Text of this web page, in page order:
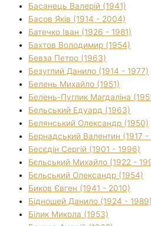
Басанець Валерій (1941)
Басов Яків (1914 - 2004)
Батечко Іван (1926 - 1981)
Бахтов Володимир (1954)
Бевза Петро (1963)
Безуглий Данило (1914 - 1977)
Белень Михайло (1951)
Белень-Пуглик Магдаліна
Бельський Едуард (1963)
Белянський Олександр (1950)
Бернадський Валентин (1917 -
Бесєдін Сергій (1901 - 1996)
Бєльський Михайло (1922 -
Бєльський Олександр (1954)
Биков Євген (1941 - 2010)
Бідношей Данило (1924 - 1989)
Білик Микола (1953)